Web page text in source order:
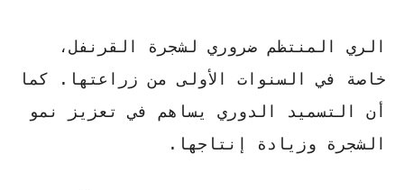
الري المنتظم ضروري لشجرة القرنفل،
خاصة في السنوات الأولى من زراعتها. كما
أن التسميد الدوري يساهم في تعزيز نمو
الشجرة وزيادة إنتاجها.